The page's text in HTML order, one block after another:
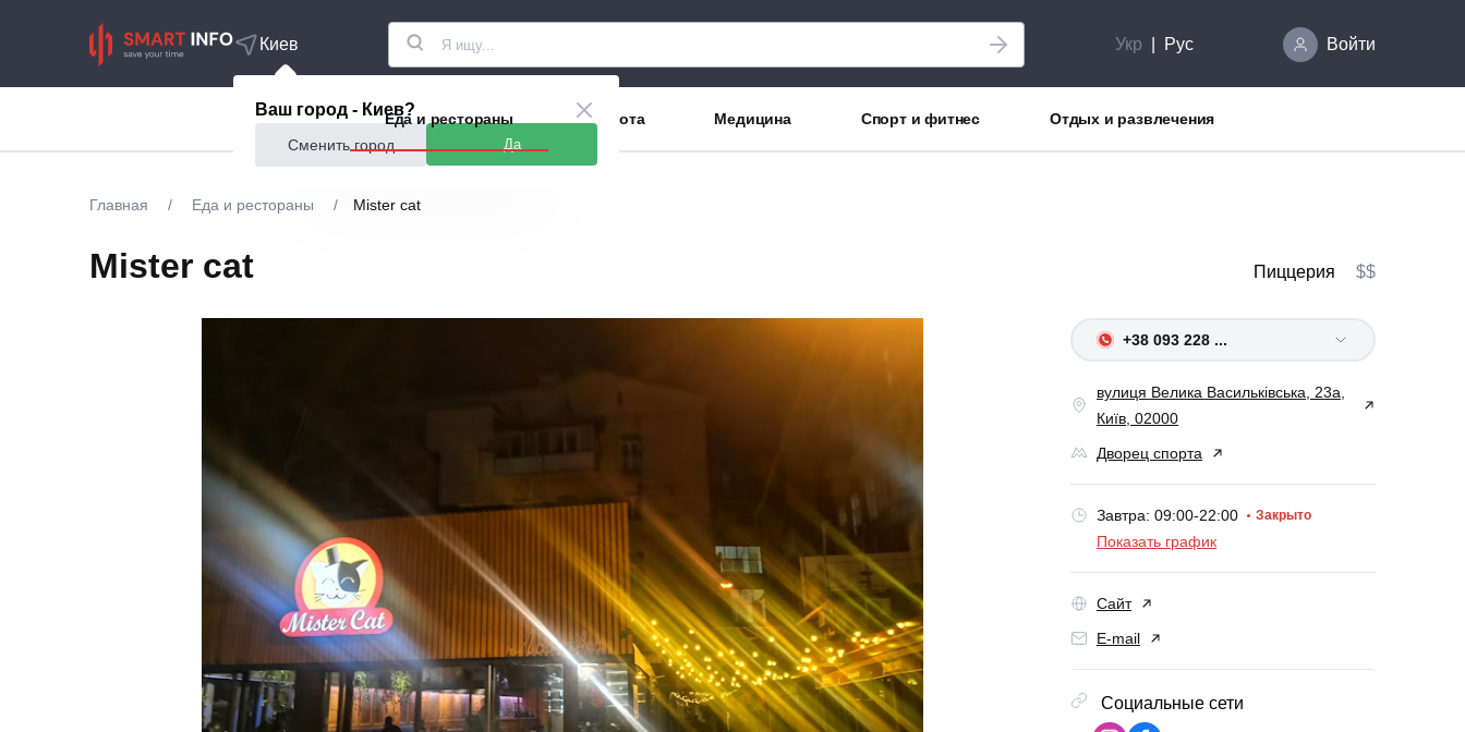
Киев
Ваш город - Киев?
Сменить город Да
Укр Рус Войти
Акции Еда и рестораны Красота Медицина Спорт и фитнес Отдых и развлечения
Главная / Еда и рестораны / Mister cat
Mister cat Пиццерия $$
+38 093 228 ...
вулиця Велика Васильківська, 23а,
Київ, 02000
Дворец спорта
Завтра: 09:00-22:00 Закрыто
Показать график
Сайт
E-mail
Социальные сети